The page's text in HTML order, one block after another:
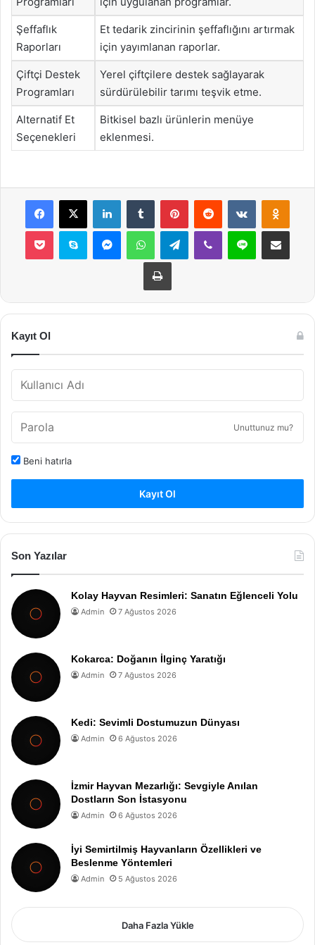
Şeffaflık
Raporları
Et tedarik zincirinin şeffaflığını artırmak
için yayımlanan raporlar.
Çiftçi Destek
Programları
Yerel çiftçilere destek sağlayarak
sürdürülebilir tarımı teşvik etme.
Alternatif Et
Seçenekleri
Bitkisel bazlı ürünlerin menüye
eklenmesi.
Facebook
X LinkedInTumblr PinterestReddit VKontakte
Pocket Skype MessengerWhatsAppTelegramViber Line E-Posta ile
Yazdır
Kayıt Ol
Unuttunuz mu?
Beni hatırla
Kayıt Ol
Son Yazılar
Kolay Hayvan Resimleri: Sanatın Eğlenceli Yolu
Admin 7 Ağustos 2026
Kokarca: Doğanın İlginç Yaratığı
Admin 7 Ağustos 2026
Kedi: Sevimli Dostumuzun Dünyası
Admin 6 Ağustos 2026
İzmir Hayvan Mezarlığı: Sevgiyle Anılan
Dostların Son İstasyonu
Admin 6 Ağustos 2026
İyi Semirtilmiş Hayvanların Özellikleri ve
Beslenme Yöntemleri
Admin 5 Ağustos 2026
Daha Fazla Yükle